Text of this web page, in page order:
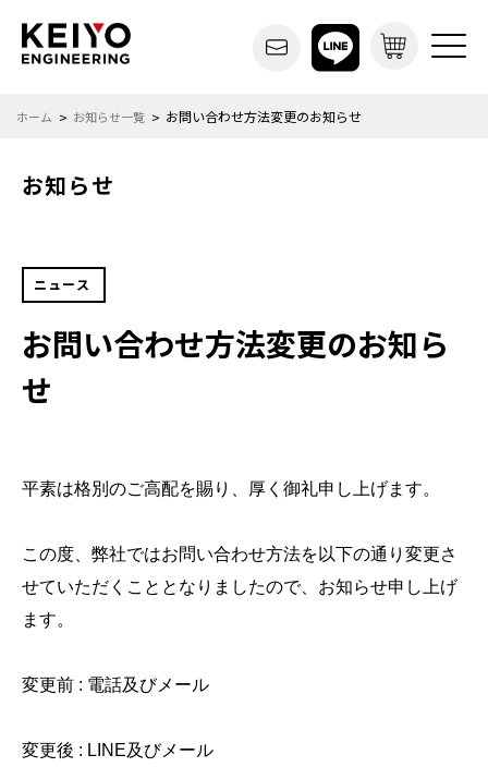
ホーム お知らせ一覧 お問い合わせ方法変更のお知らせ
お知らせ
ニュース
お問い合わせ方法変更のお知ら
せ
平素は格別のご高配を賜り、厚く御礼申し上げます。
この度、弊社ではお問い合わせ方法を以下の通り変更さ
せていただくこととなりましたので、お知らせ申し上げ
ます。
変更前 : 電話及びメール
変更後 : LINE及びメール